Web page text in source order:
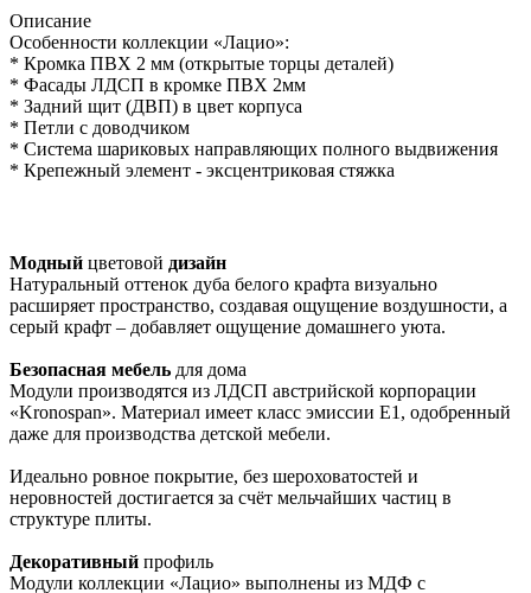
Описание
Особенности коллекции «Лацио»:
* Кромка ПВХ 2 мм (открытые торцы деталей)
* Фасады ЛДСП в кромке ПВХ 2мм
* Задний щит (ДВП) в цвет корпуса
* Петли с доводчиком
* Система шариковых направляющих полного выдвижения
* Крепежный элемент - эксцентриковая стяжка
Модный цветовой дизайн
Натуральный оттенок дуба белого крафта визуально
расширяет пространство, создавая ощущение воздушности, а
серый крафт – добавляет ощущение домашнего уюта.
Безопасная мебель для дома
Модули производятся из ЛДСП австрийской корпорации
«Kronospan». Материал имеет класс эмиссии Е1, одобренный
даже для производства детской мебели.
Идеально ровное покрытие, без шероховатостей и
неровностей достигается за счёт мельчайших частиц в
структуре плиты.
Декоративный профиль
Модули коллекции «Лацио» выполнены из МДФ с